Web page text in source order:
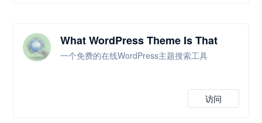
What WordPress Theme Is That
一个免费的在线WordPress主题搜索工具
访问